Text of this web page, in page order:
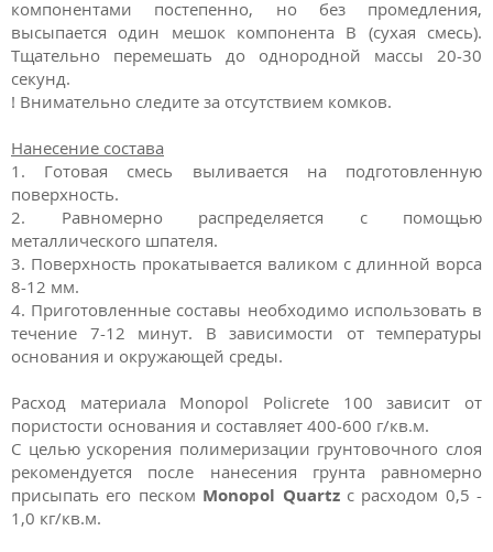
компонентами постепенно, но без промедления,
высыпается один мешок компонента В (сухая смесь).
Тщательно перемешать до однородной массы 20-30
секунд.
! Внимательно следите за отсутствием комков.
Нанесение состава
1. Готовая смесь выливается на подготовленную
поверхность.
2. Равномерно распределяется с помощью
металлического шпателя.
3. Поверхность прокатывается валиком с длинной ворса
8-12 мм.
4. Приготовленные составы необходимо использовать в
течение 7-12 минут. В зависимости от температуры
основания и окружающей среды.
Расход материала Monopol Policrete 100 зависит от
пористости основания и составляет 400-600 г/кв.м.
С целью ускорения полимеризации грунтовочного слоя
рекомендуется после нанесения грунта равномерно
присыпать его песком Monopol Quartzс расходом 0,5 -
1,0 кг/кв.м.